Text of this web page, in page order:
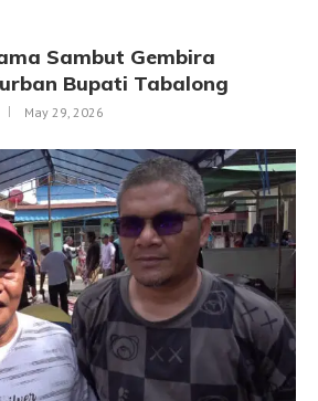
Sambut Gembira
Bupati Tabalong
May 29, 2026